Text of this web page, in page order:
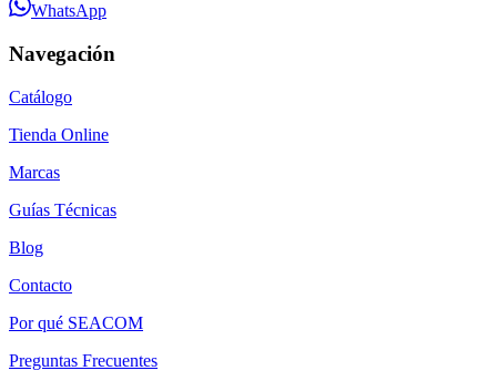
WhatsApp
Navegación
Catálogo
Tienda Online
Marcas
Guías Técnicas
Blog
Contacto
Por qué SEACOM
Preguntas Frecuentes